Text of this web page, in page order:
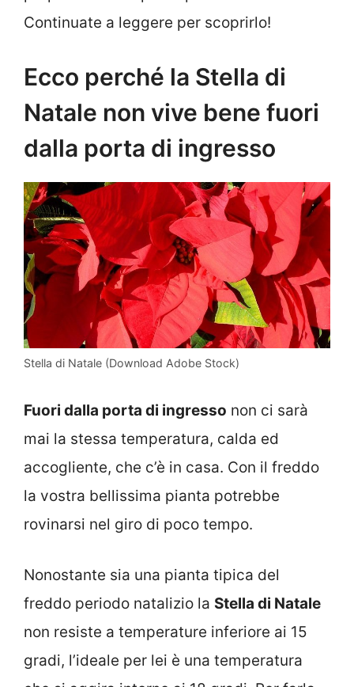
Continuate a leggere per scoprirlo!
Ecco perché la Stella di
Natale non vive bene fuori
dalla porta di ingresso
Stella di Natale (Download Adobe Stock)
Fuori dalla porta di ingresso non ci sarà
mai la stessa temperatura, calda ed
accogliente, che c’è in casa. Con il freddo
la vostra bellissima pianta potrebbe
rovinarsi nel giro di poco tempo.
Nonostante sia una pianta tipica del
freddo periodo natalizio la Stella di Natale
non resiste a temperature inferiore ai 15
gradi, l’ideale per lei è una temperatura